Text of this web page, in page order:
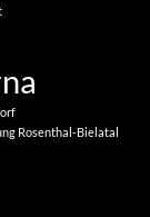
Rosenthal-Bielatal